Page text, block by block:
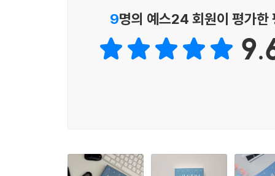
살아가고 있단 걸 똑똑히 보여주고 싶어했을” 거라
한편 「검은 개 흰말」에서의 ‘양지’는 홀로 가
기억하는 사람과 대화를 나누는 것뿐이었으
9명의 예스24 회원이 평가한